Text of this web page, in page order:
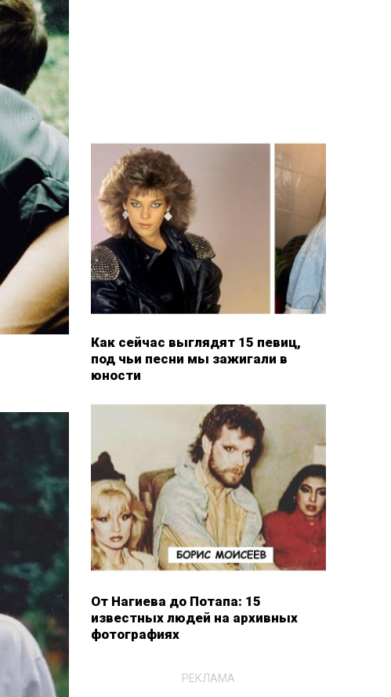
Как сейчас выглядят 15 певиц,
под чьи песни мы зажигали в
юности
От Нагиева до Потапа: 15
известных людей на архивных
фотографиях
РЕКЛАМА